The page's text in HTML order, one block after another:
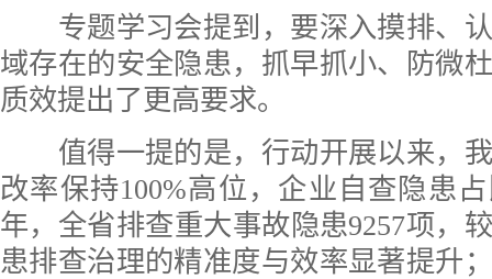
专题学习会提到，要深入摸排、认
域存在的安全隐患，抓早抓小、防微
质效提出了更高要求。
值得一提的是，行动开展以来，我
改率保持100%高位，企业自查隐患
年，全省排查重大事故隐患9257项，
患排查治理的精准度与效率显著提升